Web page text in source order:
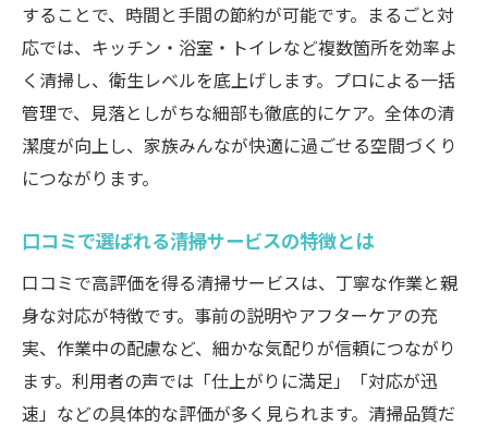
することで、時間と手間の節約が可能です。まるごと対
応では、キッチン・浴室・トイレなど複数箇所を効率よ
く清掃し、衛生レベルを底上げします。プロによる一括
管理で、見落としがちな細部も徹底的にケア。全体の清
潔度が向上し、家族みんなが快適に過ごせる空間づくり
につながります。
口コミで選ばれる清掃サービスの特徴とは
口コミで高評価を得る清掃サービスは、丁寧な作業と親
身な対応が特徴です。事前の説明やアフターケアの充
実、作業中の配慮など、細かな気配りが信頼につながり
ます。利用者の声では「仕上がりに満足」「対応が迅
速」などの具体的な評価が多く見られます。清掃品質だ